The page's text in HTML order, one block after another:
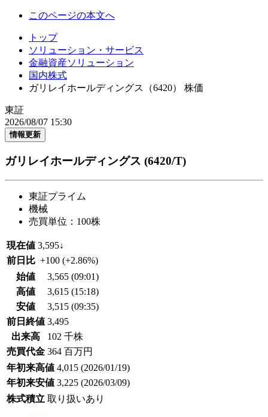
このページの本文へ
トップ
ソリューション・サービス
金融資産ソリューション
国内株式
ガリレイホールディングス（6420） 株価
東証
2026/08/07 15:30
情報更新
ガリレイホールディングス (6420/T)
東証プライム
機械
売買単位：100株
現在値 3,595↓
前日比 +100 (+2.86%)
始値
3,565 (09:01)
高値
3,615 (15:18)
安値
3,515 (09:35)
前日終値 3,495
出来高
102 千株
売買代金 364 百万円
年初来高値 4,015 (2026/01/19)
年初来安値 3,225 (2026/03/09)
株式積立 取り扱いあり